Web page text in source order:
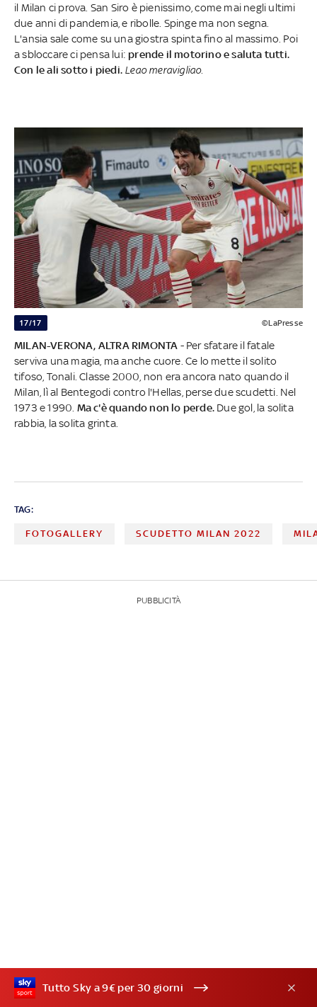
il Milan ci prova. San Siro è pienissimo, come mai negli ultimi
due anni di pandemia, e ribolle. Spinge ma non segna.
L'ansia sale come su una giostra spinta fino al massimo. Poi
a sbloccare ci pensa lui: prende il motorino e saluta tutti.
Con le ali sotto i piedi. Leao meravigliao.
17/17 ©LaPresse
MILAN-VERONA, ALTRA RIMONTA - Per sfatare il fatale
serviva una magia, ma anche cuore. Ce lo mette il solito
tifoso, Tonali. Classe 2000, non era ancora nato quando il
Milan, lì al Bentegodi contro l'Hellas, perse due scudetti. Nel
1973 e 1990. Ma c'è quando non lo perde. Due gol, la solita
rabbia, la solita grinta.
TAG:
FOTOGALLERY SCUDETTO MILAN 2022
PUBBLICITÀ
Tutto Sky a 9€ per 30 giorni